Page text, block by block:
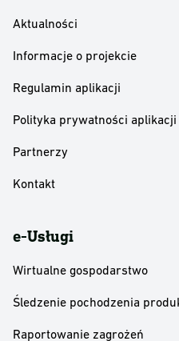
Aktualności
Informacje o projekcie
Regulamin aplikacji
Polityka prywatności aplikacji
Partnerzy
Kontakt
e-Usługi
Wirtualne gospodarstwo
Śledzenie pochodzenia
Raportowanie zagrożeń